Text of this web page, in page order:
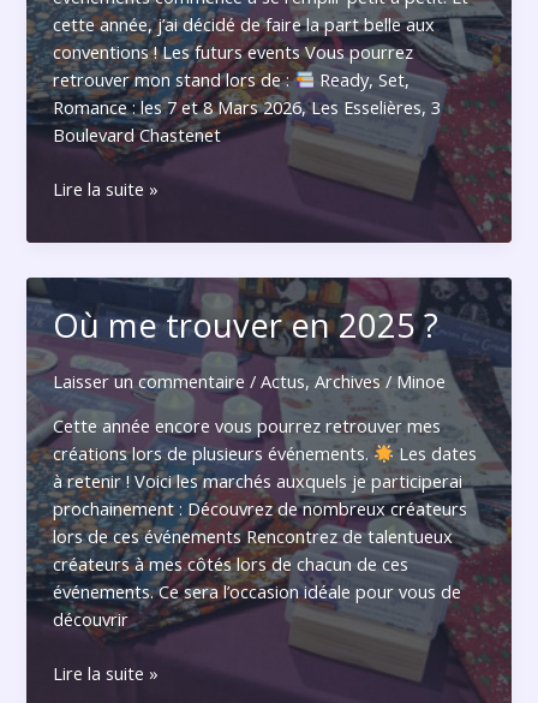
cette année, j’ai décidé de faire la part belle aux
conventions ! Les futurs events Vous pourrez
retrouver mon stand lors de :
Ready, Set,
Romance : les 7 et 8 Mars 2026, Les Esselières, 3
Boulevard Chastenet
Les
vous
Lire la suite »
Où me trouver en 2025 ?
Laisser un commentaire /Actus,Archives/ Minoe
Cette année encore vous pourrez retrouver mes
créations lors de plusieurs événements.
Les dates
à retenir ! Voici les marchés auxquels je participerai
prochainement : Découvrez de nombreux créateurs
lors de ces événements Rencontrez de talentueux
créateurs à mes côtés lors de chacun de ces
événements. Ce sera l’occasion idéale pour vous de
découvrir
Où
Lire la suite »